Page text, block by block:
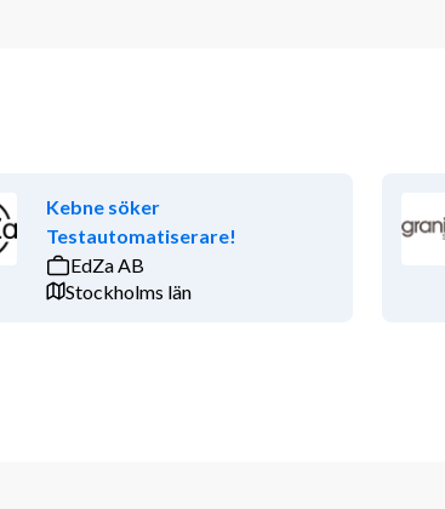
Kebne söker
Testautomatiserare!
EdZa AB
Stockholms län